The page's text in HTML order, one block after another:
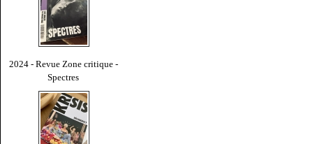
2024 - Revue Zone critique -
Spectres